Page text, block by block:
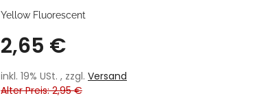
Yellow Fluorescent
2,65 €
inkl. 19% USt. , zzgl. Versand
Alter Preis: 2,95 €